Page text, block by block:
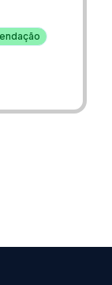
página